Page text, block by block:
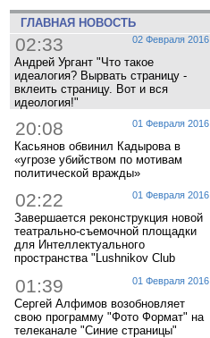
ГЛАВНАЯ НОВОСТЬ
02 Февраля 2016
02:33
Андрей Ургант "Что такое
идеалогия? Вырвать страницу -
вклеить страницу. Вот и вся
идеология!"
01 Февраля 2016
20:08
Касьянов обвинил Кадырова в
«угрозе убийством по мотивам
политической вражды»
01 Февраля 2016
02:22
Завершается реконструкция новой
театрально-съемочной площадки
для Интеллектуального
пространства "Lushnikov Club
01 Февраля 2016
01:39
Сергей Алфимов возобновляет
свою программу "Фото Формат" на
телеканале "Синие страницы"